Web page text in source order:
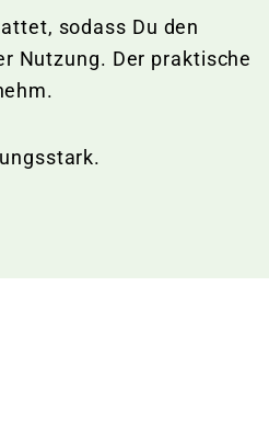
sodass Du den
Nutzung. Der praktische